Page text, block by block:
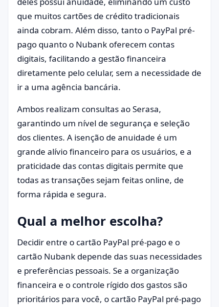
que muitos cartões de crédito tradicionais
ainda cobram. Além disso, tanto o PayPal pré-
pago quanto o Nubank oferecem contas
digitais, facilitando a gestão financeira
diretamente pelo celular, sem a necessidade de
ir a uma agência bancária.
Ambos realizam consultas ao Serasa,
garantindo um nível de segurança e seleção
dos clientes. A isenção de anuidade é um
grande alívio financeiro para os usuários, e a
praticidade das contas digitais permite que
todas as transações sejam feitas online, de
forma rápida e segura.
Qual a melhor escolha?
Decidir entre o cartão PayPal pré-pago e o
cartão Nubank depende das suas necessidades
e preferências pessoais. Se a organização
financeira e o controle rígido dos gastos são
prioritários para você, o cartão PayPal pré-pago